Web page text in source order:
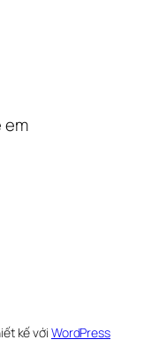
em
kế với WordPress